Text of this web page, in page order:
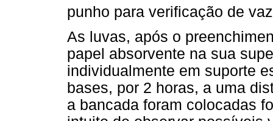
punho para verificação de
As luvas, após o
papel absorvente na sua
individualmente em suporte
bases, por 2 horas, a uma
a bancada foram colocadas